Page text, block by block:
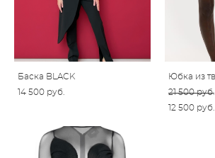
Баска BLACK
14 500 pуб.
Юбка из
21 500 pуб.
12 500 pуб.